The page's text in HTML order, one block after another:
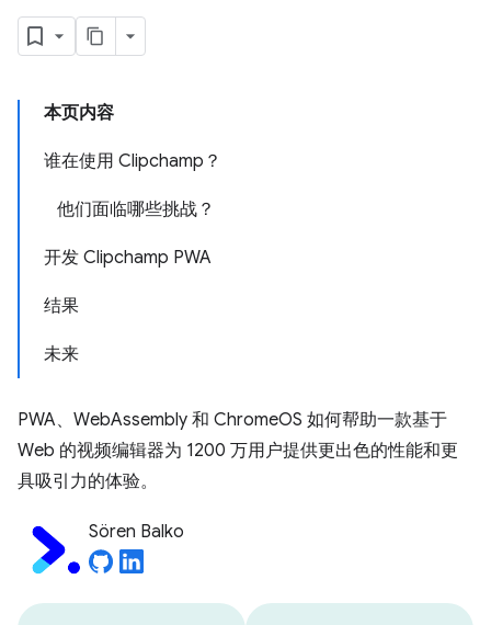
本页内容
谁在使用 Clipchamp？
他们面临哪些挑战？
开发 Clipchamp PWA
结果
未来
PWA、WebAssembly 和 ChromeOS 如何帮助一款基于
Web 的视频编辑器为 1200 万用户提供更出色的性能和更
具吸引力的体验。
Sören Balko